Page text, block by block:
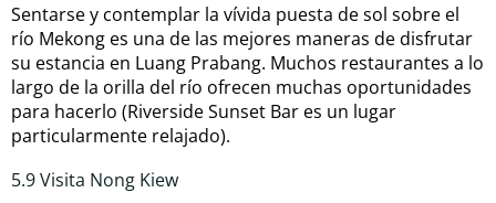
Sentarse y contemplar la vívida puesta de sol sobre el
río Mekong es una de las mejores maneras de disfrutar
su estancia en Luang Prabang. Muchos restaurantes a lo
largo de la orilla del río ofrecen muchas oportunidades
para hacerlo (Riverside Sunset Bar es un lugar
particularmente relajado).
5.9 Visita Nong Kiew